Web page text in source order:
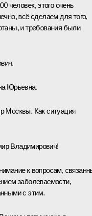
человек, этого очень
всё сделаем для того,
и требования были
Юрьевна.
Москвы. Как ситуация
Владимирович!
к вопросам,
заболеваемости,
с этим.